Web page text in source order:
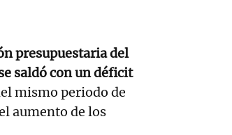
presupuestaria del
saldó con un déficit
mismo periodo de
aumento de los